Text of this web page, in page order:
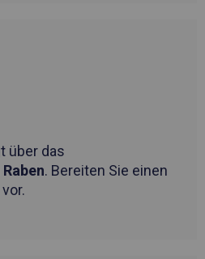
über das
Raben. Bereiten Sie einen